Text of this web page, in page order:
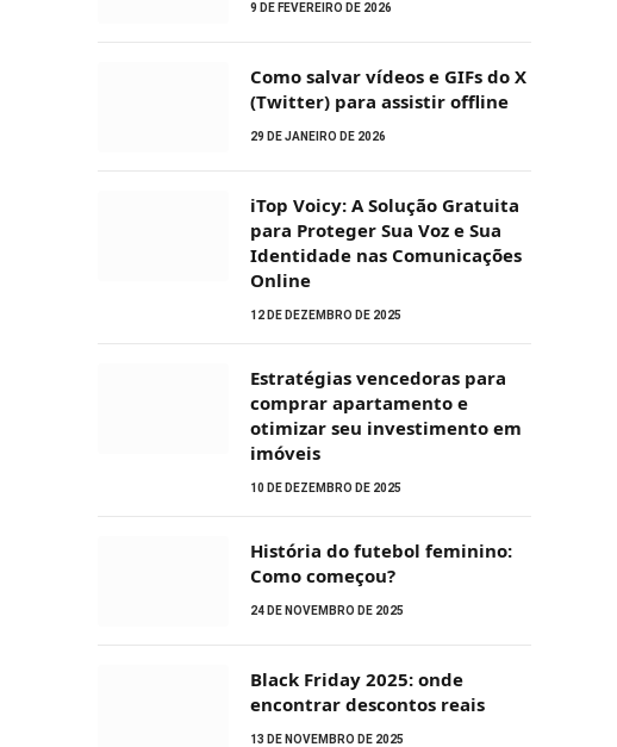
9 DE FEVEREIRO DE 2026
Como salvar vídeos e GIFs do X
(Twitter) para assistir offline
29 DE JANEIRO DE 2026
iTop Voicy: A Solução Gratuita
para Proteger Sua Voz e Sua
Identidade nas Comunicações
Online
12 DE DEZEMBRO DE 2025
Estratégias vencedoras para
comprar apartamento e
otimizar seu investimento em
imóveis
10 DE DEZEMBRO DE 2025
História do futebol feminino:
Como começou?
24 DE NOVEMBRO DE 2025
Black Friday 2025: onde
encontrar descontos reais
13 DE NOVEMBRO DE 2025